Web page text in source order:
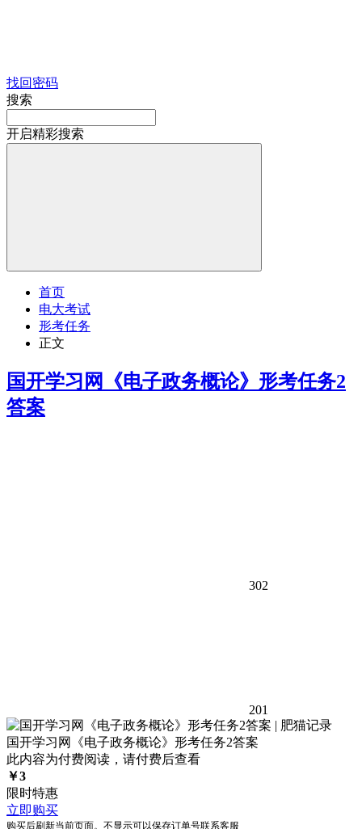
找回密码
搜索
开启精彩搜索
首页
电大考试
形考任务
正文
国开学习网《电子政务概论》形考任务2
答案
302
201
国开学习网《电子政务概论》形考任务2答案
此内容为付费阅读，请付费后查看
￥3
限时特惠
立即购买
购买后刷新当前页面。不显示可以保存订单号联系客服